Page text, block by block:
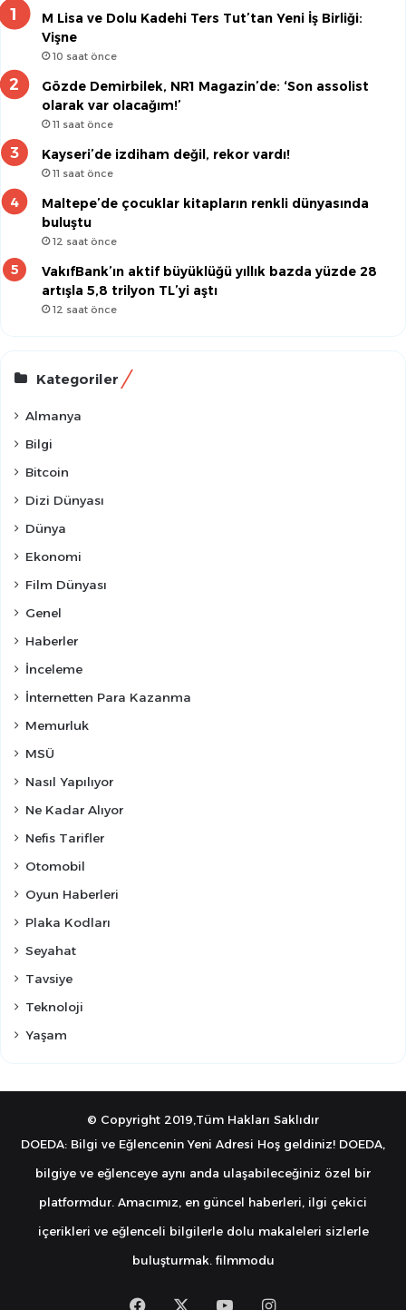
M Lisa ve Dolu Kadehi Ters Tut’tan Yeni İş Birliği:
Vişne
10 saat önce
Gözde Demirbilek, NR1 Magazin’de: ‘Son assolist
olarak var olacağım!’
11 saat önce
Kayseri’de izdiham değil, rekor vardı!
11 saat önce
Maltepe’de çocuklar kitapların renkli dünyasında
buluştu
12 saat önce
VakıfBank’ın aktif büyüklüğü yıllık bazda yüzde 28
artışla 5,8 trilyon TL’yi aştı
12 saat önce
Kategoriler
Almanya
Bilgi
Bitcoin
Dizi Dünyası
Dünya
Ekonomi
Film Dünyası
Genel
Haberler
İnceleme
İnternetten Para Kazanma
Memurluk
MSÜ
Nasıl Yapılıyor
Ne Kadar Alıyor
Nefis Tarifler
Otomobil
Oyun Haberleri
Plaka Kodları
Seyahat
Tavsiye
Teknoloji
Yaşam
© Copyright 2019,Tüm Hakları Saklıdır
DOEDA: Bilgi ve Eğlencenin Yeni Adresi Hoş geldiniz! DOEDA,
bilgiye ve eğlenceye aynı anda ulaşabileceğiniz özel bir
platformdur. Amacımız, en güncel haberleri, ilgi çekici
içerikleri ve eğlenceli bilgilerle dolu makaleleri sizlerle
buluşturmak. filmmodu
FacebookYouTubeInstagram